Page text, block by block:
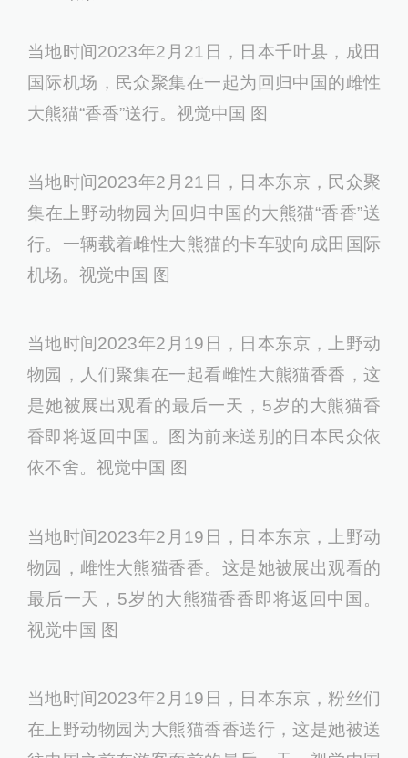
社 图
大熊猫“香香”此次回国全程采取闭环管
雅安基地入住隔离检疫区，为期一个
月。据熊猫中心介绍，预计隔离结束
后大熊猫“香香”将与观众见面。
国际机场，民众聚集在一起为回归中国的雌性
大熊猫“香香”送行。视觉中国 图
当地时间2023年2月21日，日本东京，民众聚
机场。视觉中国 图
香即将返回中国。图为前来送别的日本民众依
依不舍。视觉中国 图